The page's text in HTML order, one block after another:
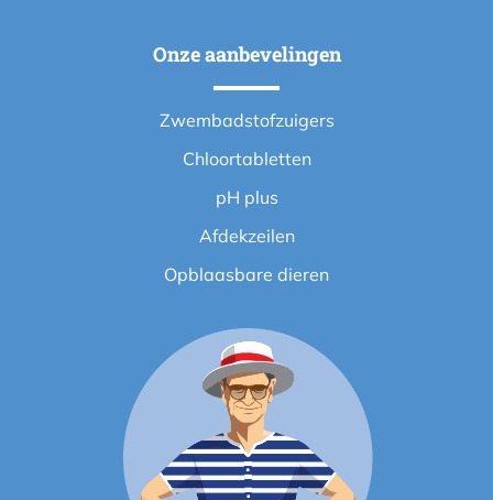
Onze aanbevelingen
Zwembadstofzuigers
Chloortabletten
pH plus
Afdekzeilen
Opblaasbare dieren